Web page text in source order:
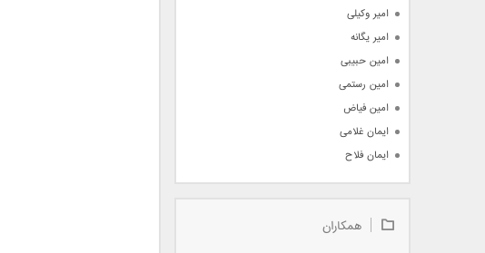
امیر وکیلی
امیر یگانه
امین حبیبی
امین رستمی
امین فیاض
ایمان غلامی
ایمان فلاح
بابک جهانبخش
بابک مافیهمکاران